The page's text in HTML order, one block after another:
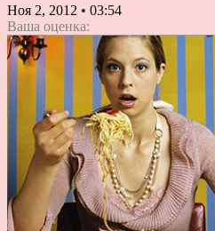
Ноя 2, 2012 • 03:54
Ваша оценка: